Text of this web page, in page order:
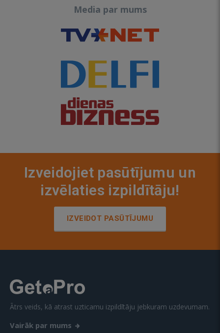
Media par mums
Izveidojiet pasūtījumu un
izvēlaties izpildītāju!
IZVEIDOT PASŪTĪJUMU
Ātrs veids, kā atrast uzticamu izpildītāju jebkuram uzdevumam.
Vairāk par mums